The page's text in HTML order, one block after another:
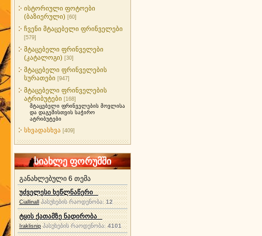
ისტორიული ფოტოები
(ბაზიერული) [60]
ჩვენი მტაცებელი ფრინველები
[579]
მტაცებელი ფრინველები
(კატალოგი) [30]
მტაცებელი ფრინველების
სურათები [947]
მტაცებელი ფრინველების
ატრიბუტები [168]
მტაცებელი ფრინველების მოვლისა
და დაგეშისთვის საჭირო
ატრიბუტები
სხვადასხვა [409]
სიახლე ფორუმში
განახლებული 6 თემა
უძველესი ხეწლნაწერი
Ciallinall პასუხების რაოდენობა:12
ტყის ქათამზე ნადირობა
Iraklisnip პასუხების რაოდენობა: 4101